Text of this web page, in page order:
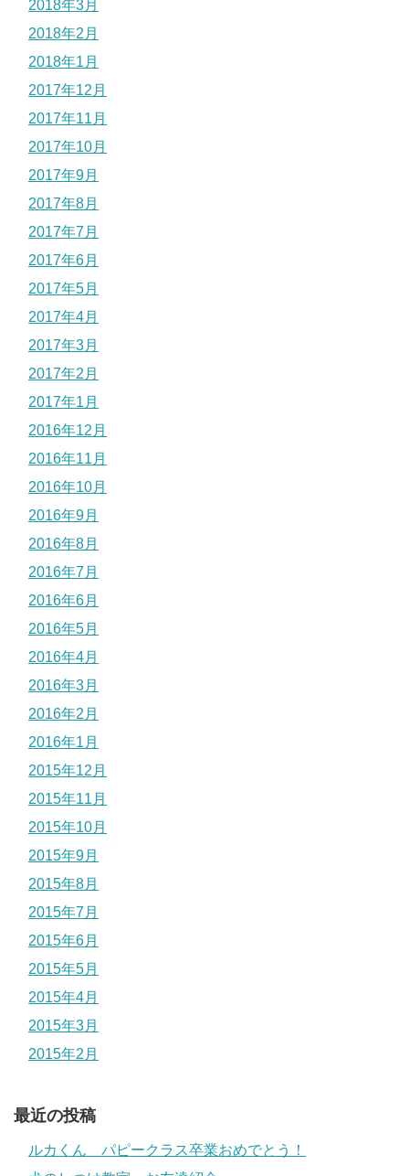
2018年3月
2018年2月
2018年1月
2017年12月
2017年11月
2017年10月
2017年9月
2017年8月
2017年7月
2017年6月
2017年5月
2017年4月
2017年3月
2017年2月
2017年1月
2016年12月
2016年11月
2016年10月
2016年9月
2016年8月
2016年7月
2016年6月
2016年5月
2016年4月
2016年3月
2016年2月
2016年1月
2015年12月
2015年11月
2015年10月
2015年9月
2015年8月
2015年7月
2015年6月
2015年5月
2015年4月
2015年3月
2015年2月
最近の投稿
ルカくん パピークラス卒業おめでとう！